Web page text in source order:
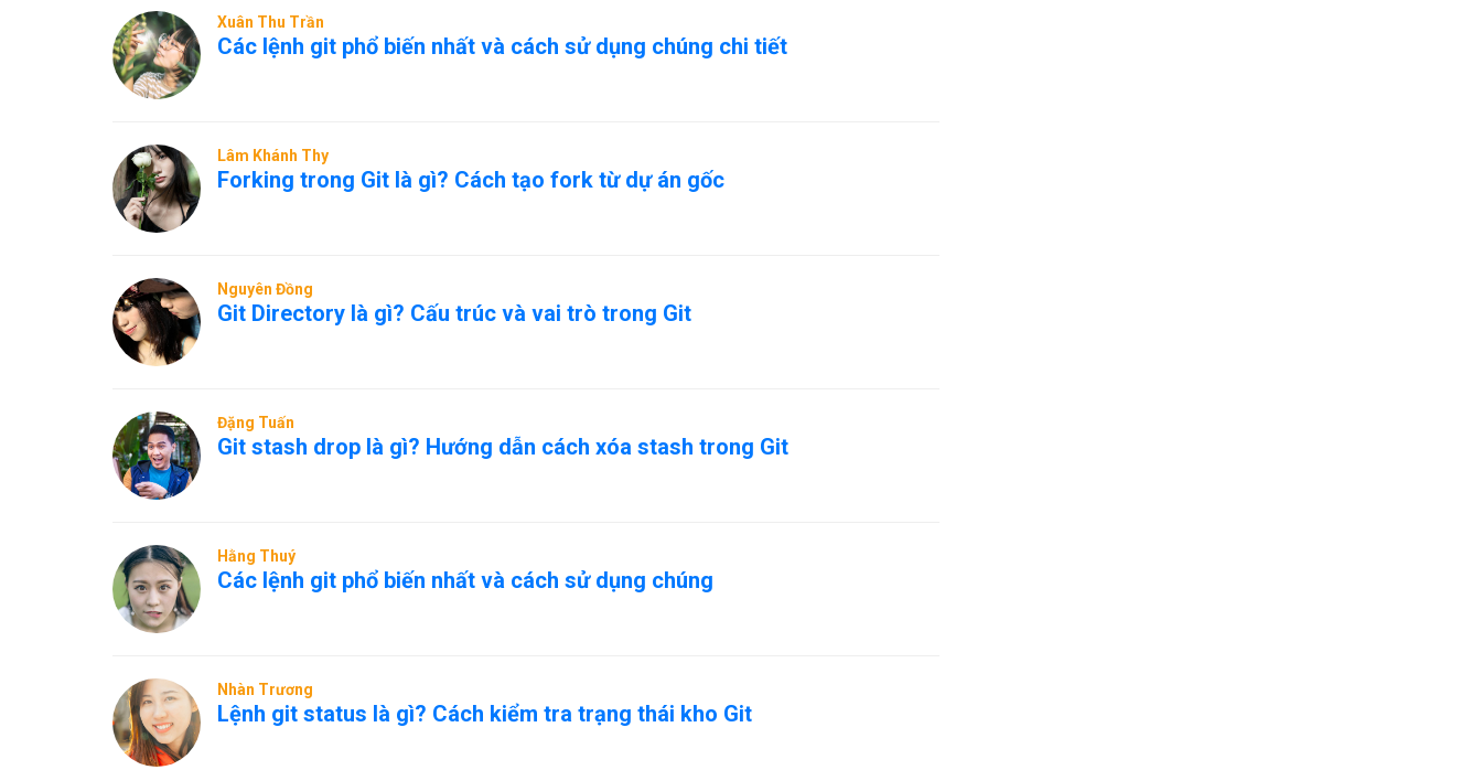
Xuân Thu Trần
Các lệnh git phổ biến nhất và cách sử dụng chúng chi tiết
Lâm Khánh Thy
Forking trong Git là gì? Cách tạo fork từ dự án gốc
Nguyên Đồng
Git Directory là gì? Cấu trúc và vai trò trong Git
Đặng Tuấn
Git stash drop là gì? Hướng dẫn cách xóa stash trong Git
Hằng Thuý
Các lệnh git phổ biến nhất và cách sử dụng chúng
Nhàn Trương
Lệnh git status là gì? Cách kiểm tra trạng thái kho Git